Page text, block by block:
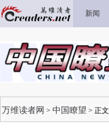
新闻
万维读者网 > 中国瞭望 > 正文